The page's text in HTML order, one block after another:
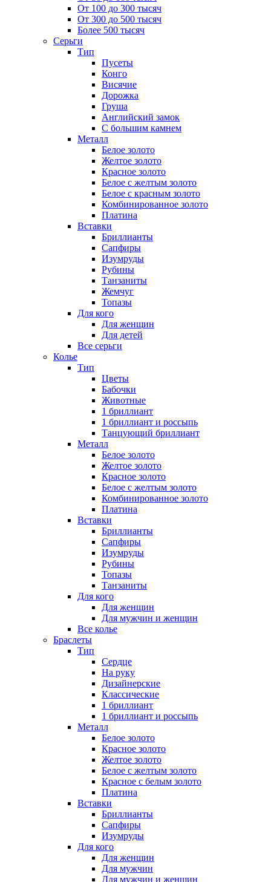
От 100 до 300 тысяч
От 300 до 500 тысяч
Более 500 тысяч
Серьги
Тип
Пусеты
Конго
Висячие
Дорожка
Груша
Английский замок
С большим камнем
Металл
Белое золото
Желтое золото
Красное золото
Белое с желтым золото
Белое с красным золото
Комбинированное золото
Платина
Вставки
Бриллианты
Сапфиры
Изумруды
Рубины
Танзаниты
Жемчуг
Топазы
Для кого
Для женщин
Для детей
Все серьги
Колье
Тип
Цветы
Бабочки
Животные
1 бриллиант
1 бриллиант и россыпь
Танцующий бриллиант
Металл
Белое золото
Желтое золото
Красное золото
Белое с желтым золото
Комбинированное золото
Платина
Вставки
Бриллианты
Сапфиры
Изумруды
Рубины
Топазы
Танзаниты
Для кого
Для женщин
Для мужчин и женщин
Все колье
Браслеты
Тип
Сердце
На руку
Дизайнерские
Классические
1 бриллиант
1 бриллиант и россыпь
Металл
Белое золото
Красное золото
Желтое золото
Белое с желтым золото
Красное с белым золото
Платина
Вставки
Бриллианты
Сапфиры
Изумруды
Для кого
Для женщин
Для мужчин
Для мужчин и женщин